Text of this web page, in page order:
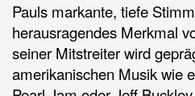
Pauls markante, tiefe
herausragendes Merkmal
seiner Mitstreiter wird
amerikanischen Musik wie